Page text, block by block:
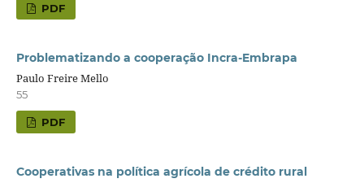
PDF
Problematizando a cooperação Incra-Embrapa
Paulo Freire Mello
55
PDF
Cooperativas na política agrícola de crédito rural